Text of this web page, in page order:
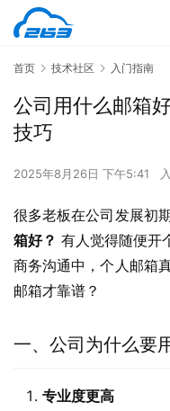
首页 技术社区 入门指南
公司用什么邮箱
技巧
2025年8月26日 下午5:41
很多老板在公司发展初
箱好？ 有人觉得随便开
商务沟通中，个人邮箱
邮箱才靠谱？
一、公司为什么要
专业度更高